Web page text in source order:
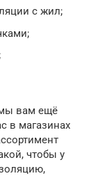
с жил;
вам ещё
в магазинах
чтобы у